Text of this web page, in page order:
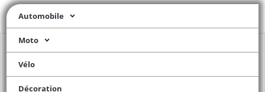
Automobile
Moto
Vélo
Décoration